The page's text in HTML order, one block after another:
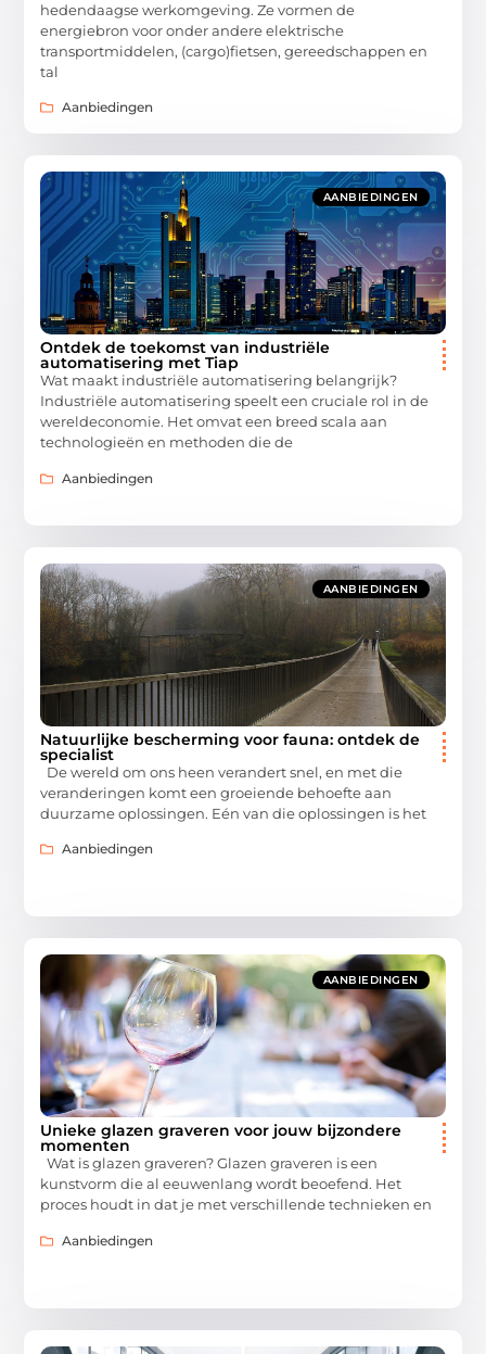
hedendaagse werkomgeving. Ze vormen de
energiebron voor onder andere elektrische
transportmiddelen, (cargo)fietsen, gereedschappen en
tal
Aanbiedingen
AANBIEDINGEN
Ontdek de toekomst van industriële
automatisering met Tiap
Wat maakt industriële automatisering belangrijk?
Industriële automatisering speelt een cruciale rol in de
wereldeconomie. Het omvat een breed scala aan
technologieën en methoden die de
Aanbiedingen
AANBIEDINGEN
Natuurlijke bescherming voor fauna: ontdek de
specialist
De wereld om ons heen verandert snel, en met die
veranderingen komt een groeiende behoefte aan
duurzame oplossingen. Eén van die oplossingen is het
Aanbiedingen
AANBIEDINGEN
Unieke glazen graveren voor jouw bijzondere
momenten
Wat is glazen graveren? Glazen graveren is een
kunstvorm die al eeuwenlang wordt beoefend. Het
proces houdt in dat je met verschillende technieken en
Aanbiedingen